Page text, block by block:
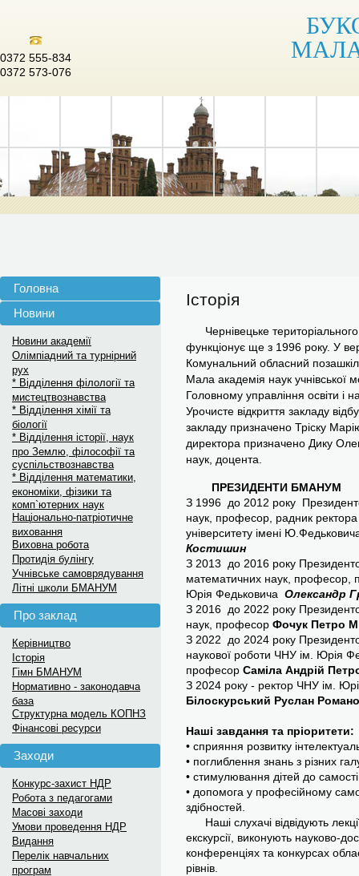
0372 555-834
0372 573-076
Головна
Новини
Новини академії
Олімпіадний та турнірний
рух
* Відділення філології та
мистецтвознавства
* Відділення хімії та
біології
* Відділення історії, наук
про Землю, філософії та
суспільствознавства
* Відділення математики,
економіки, фізики та
комп`ютерних наук
Національно-патріотичне
виховання
Виховна робота
Протидія булінгу
Учнівське самоврядування
Літні школи БМАНУМ
Про заклад
Керівництво
Історія
Гімн БМАНУМ
Нормативно - законодавча
база
Структурна модель КОПНЗ
Фінансові ресурси
Заходи
Конкурс-захист НДР
Робота з педагогами
Масові заходи
Умови проведення НДР
Видання
Перелік навчальних
програм
Історія
Чернівецьке територіального
функціонує ще з 1996 року. У
Комунальний обласний
Мала академія наук учнівської
Головному управління освіти і
Урочисте відкриття закладу
закладу призначено Тріску
директора призначено Дику
наук, доцента.
ПРЕЗИДЕНТИ БМАНУМ
З 1996 до 2012 року
наук, професор, радник ректора
університету імені
Костишин
З 2013 до 2016 року
математичних наук, професор,
Юрія Федьковича Олександр
З 2016 до 2022 року
наук, професор Фочук Петро
З 2022 до 2024 року
наукової роботи ЧНУ ім. Юрія
професор Саміла Андрій
З 2024 року - ректор ЧНУ ім.
Білоскурський Руслан
Наші завдання та пріоритети:
• сприяння розвитку
• поглиблення знань з різних
• стимулювання дітей до
• допомога у професійному
здібностей.
Наші слухачі відвідують
екскурсії, виконують науково-
конференціях та конкурсах
рівнів.